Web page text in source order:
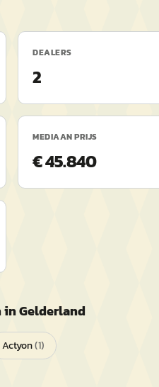
DEALERS
2
MEDIAAN PRIJS
€ 45.840
inGelderland
Actyon(1)